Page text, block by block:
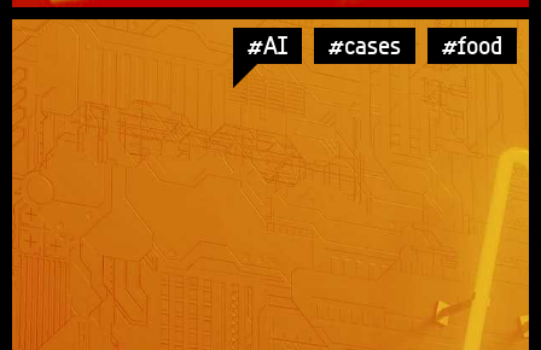
#AI #cases #food